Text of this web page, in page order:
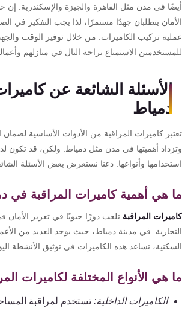
في مدن مثل القاهرة والجيزة والإسكندرية. إن
يتطلبان جهدًا مستمرًا، لذا يجب التفكير في
تركيب الكاميرات. من خلال توفير الوقت والجهد
الاستمتاع براحة البال في منازلهم
الأسئلة الشائعة عن
دمياط
كاميرات المراقبة من الأدوات الأساسية لضمان
أهميتها في مدن مثل دمياط. ولكن، قد تكون
وأنواعها. دعنا نستعرض بعض الأسئلة
هي أهمية كاميرات المراقبة في
المراقبةتلعب دورًا حيويًا في تعزيز الأمان في
في مدينة دمياط، حيث يوجد العديد من
تساعد هذه الكاميرات في توثيق الأنشطة
هي الأنواع المختلفة لكاميرات
الكاميرات الداخلية:تستخدم لمراقبة